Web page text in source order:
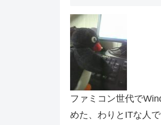
ファミコン世代で
めた、わりとITな人で